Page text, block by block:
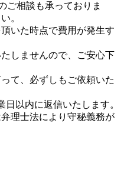
ご相談も承っておりま
。
いた時点で費用が発生す
しませんので、ご安心下
て、必ずしもご依頼いた
以内に返信いたします。
理士法により守秘義務が